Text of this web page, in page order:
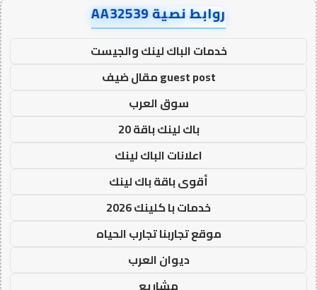
روابط نصية AA32539
خدمات الباك لينك والجيست
guest post مقال ضيف
سوق العرب
باك لينك باقة 20
اعلانات الباك لينك
أقوى باقة باك لينك
خدمات با كلينك 2026
موقع تجاربنا تجارب الحياه
ديوان العرب